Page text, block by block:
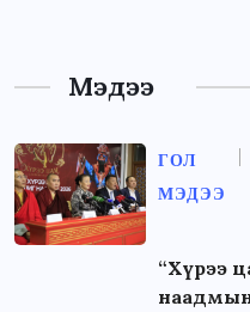
Мэдээ
ГОЛ
МЭДЭЭ
“Хүрээ